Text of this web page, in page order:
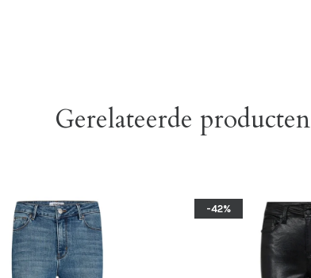
Gerelateerde producten
-42%